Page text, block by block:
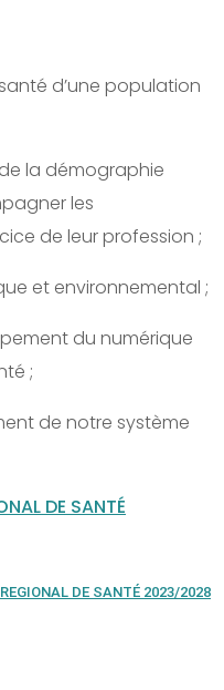
d’une population
la démographie
les
de leur profession ;
et environnemental ;
du numérique
;
de notre système
DE SANTÉ
DE SANTÉ 2023/2028